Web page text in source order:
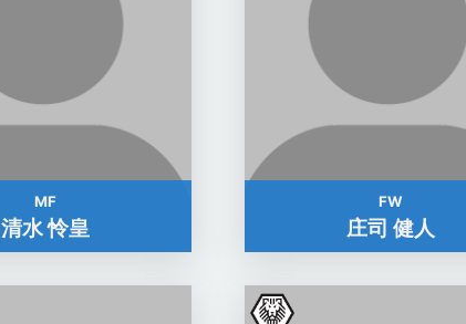
MF
清水 怜皇
FW
庄司 健人